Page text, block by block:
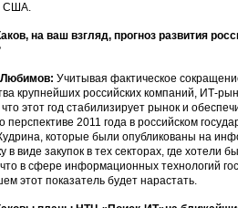
США.
на ваш взгляд, прогноз развития
Учитывая фактическое
крупнейших российских компаний, ИТ-
этот год стабилизирует рынок и
перспективе 2011 года в российском
которые были опубликованы на
в виде закупок в тех секторах, где хотели
в сфере информационных технологий
этот показатель будет нарастать.